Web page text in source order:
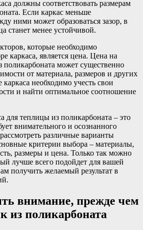
должны соответствовать размерам
Если каркас меньше
ними может образоваться зазор, в
станет менее устойчивой.
которые необходимо
каркаса, является цена. Цена на
поликарбоната может существенно
от материала, размеров и других
необходимо учесть свои
и найти оптимальное соотношение
для теплицы из поликарбоната – это
внимательного и осознанного
различные варианты
критерии выбора – материалы,
размеры и цена. Только так можно
лучше всего подойдет для вашей
получить желаемый результат в
внимание, прежде чем
из поликарбоната